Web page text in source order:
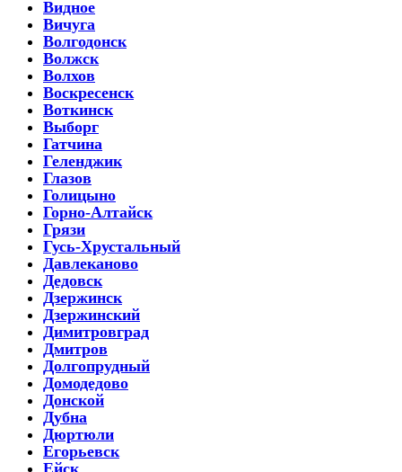
Видное
Вичуга
Волгодонск
Волжск
Волхов
Воскресенск
Воткинск
Выборг
Гатчина
Геленджик
Глазов
Голицыно
Горно-Алтайск
Грязи
Гусь-Хрустальный
Давлеканово
Дедовск
Дзержинск
Дзержинский
Димитровград
Дмитров
Долгопрудный
Домодедово
Донской
Дубна
Дюртюли
Егорьевск
Ейск